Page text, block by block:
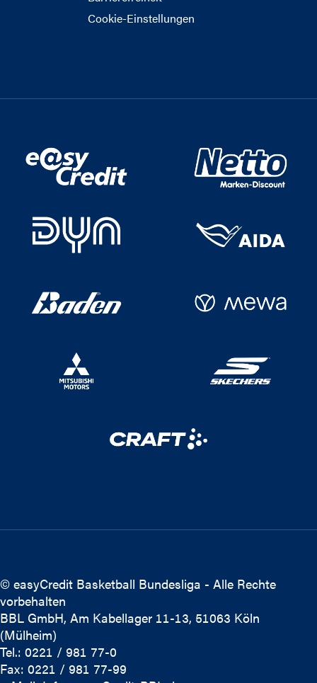
Cookie-Einstellungen
© easyCredit Basketball Bundesliga - Alle Rechte
vorbehalten
BBL GmbH, Am Kabellager 11-13, 51063 Köln
(Mülheim)
Tel.: 0221 / 981 77-0
Fax: 0221 / 981 77-99